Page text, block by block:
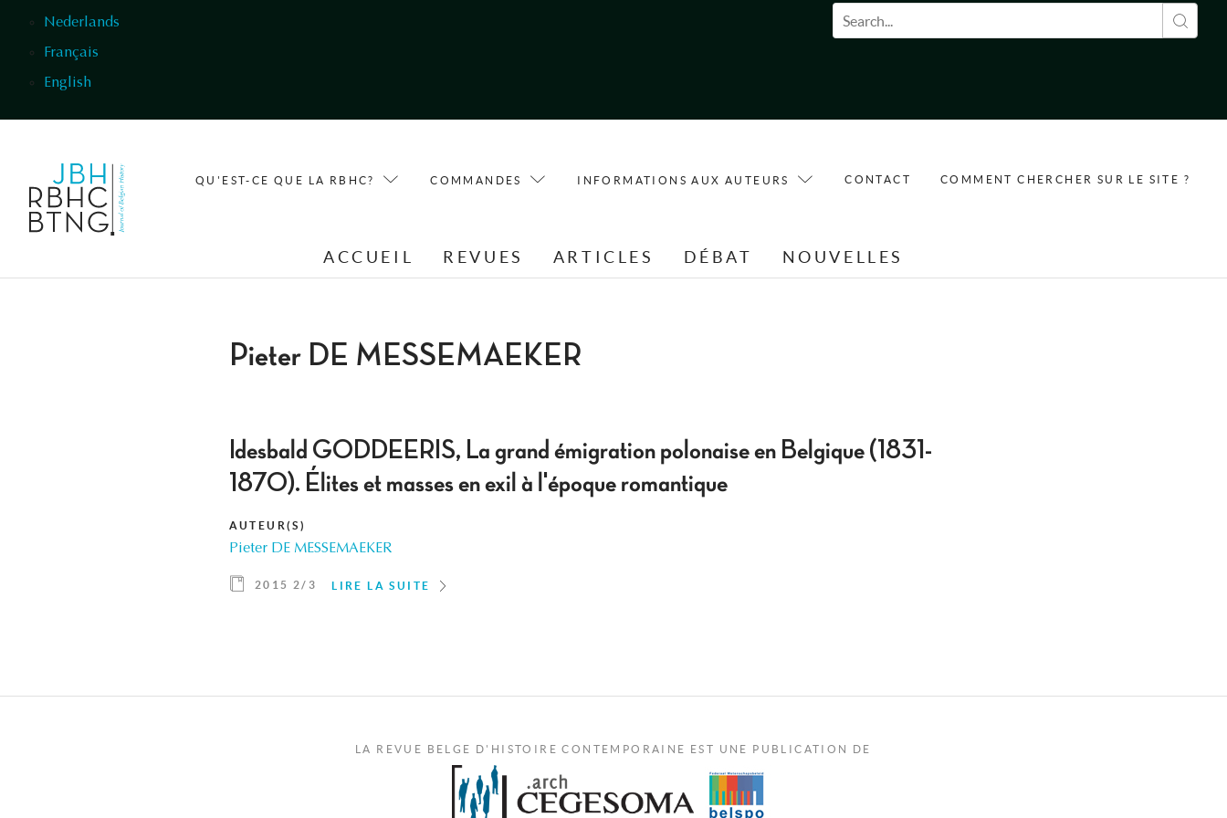
Nederlands
Français
English
Formulaire de recherche
QU'EST-CE QUE LA RBHC? COMMANDES INFORMATIONS AUX AUTEURS CONTACT COMMENT CHERCHER SUR LE SITE ?
ACCUEIL REVUES ARTICLES DÉBAT NOUVELLES
Pieter DE MESSEMAEKER
Idesbald GODDEERIS, La grand émigration polonaise en Belgique (1831-
1870). Élites et masses en exil à l'époque romantique
AUTEUR(S)
Pieter DE MESSEMAEKER
2015 2/3 LIRE LA SUITE
LA REVUE BELGE D'HISTOIRE CONTEMPORAINE EST UNE PUBLICATION DE